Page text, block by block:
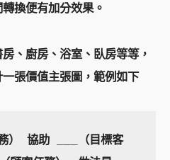
換便有加分效果。
、廚房、浴室、臥房等等，
張價值主張圖，範例如下
） 協助 ___（目標客